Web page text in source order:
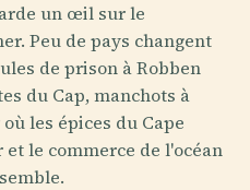
un œil sur le
Peu de pays changent
de prison à Robben
du Cap, manchots à
les épices du Cape
le commerce de l'océan